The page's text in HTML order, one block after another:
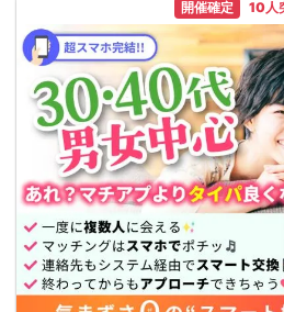
開催確定 10人